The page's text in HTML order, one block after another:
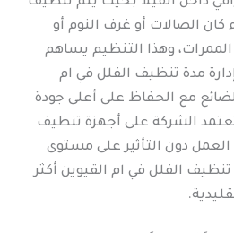
الصالات أو غرف النوم أو
الممرات، وهذا التنظيم يساهم
مدة تنظيف الفلل في ام
مع الحفاظ على أعلى جودة
الشركة على أجهزة تنظيف
دون التأثير على مستوى
الفلل في ام القيوين أكثر